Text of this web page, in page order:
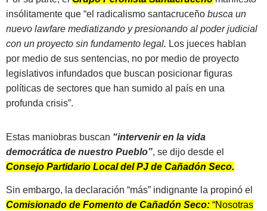
insólitamente que “el radicalismo santacruceño busca un
nuevo lawfare mediatizando y presionando al poder judicial
con un proyecto sin fundamento legal. Los jueces hablan
por medio de sus sentencias, no por medio de proyecto
legislativos infundados que buscan posicionar figuras
políticas de sectores que han sumido al país en una
profunda crisis”.
Estas maniobras buscan “intervenir en la vida
democrática de nuestro Pueblo”, se dijo desde el
Consejo Partidario Local del PJ de Cañadón Seco.
Sin embargo, la declaración “más” indignante la propinó el
Comisionado de Fomento de Cañadón Seco: “Nosotras